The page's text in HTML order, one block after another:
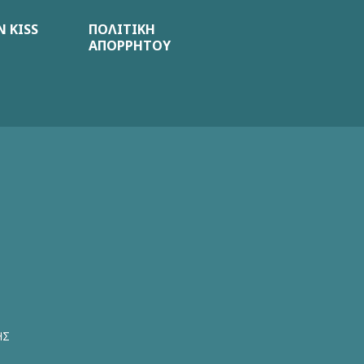
KISS
ΠΟΛΙΤΙΚΗ
ΑΠΟΡΡΗΤΟΥ